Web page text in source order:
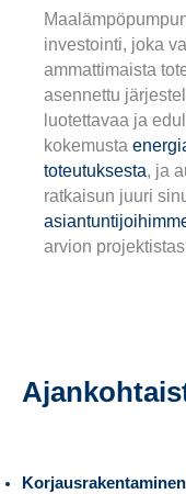
investointi, joka
ammattimaista
asennettu
luotettavaa ja
kokemusta
toteutuksesta, ja
ratkaisun juuri
arvion